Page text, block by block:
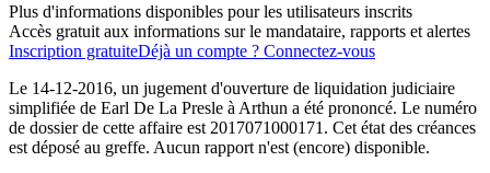
Plus d'informations disponibles pour les utilisateurs inscrits
Accès gratuit aux informations sur le mandataire, rapports et alertes
Inscription gratuiteDéjà un compte ? Connectez-vous
Le 14-12-2016, un jugement d'ouverture de liquidation judiciaire
simplifiée de Earl De La Presle à Arthun a été prononcé. Le numéro
de dossier de cette affaire est 2017071000171. Cet état des créances
est déposé au greffe. Aucun rapport n'est (encore) disponible.